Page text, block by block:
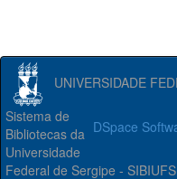
UNIVERSIDADE
DSpace
Sistema de
Bibliotecas da
Universidade
Federal de Sergipe - SIBIUFS